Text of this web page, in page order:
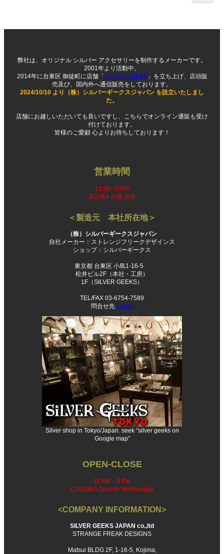
弊社は、オリジナル シルバー アクセサリーを制作するメーカーです。
2001年より活動中。
2014年に台東区 御徒町に店舗「 SILVER GEEKS」を立ち上げ、店頭販
売及び、国内外へ通信販売をしております。
2024/10/10 より（株）シルバーギークスジャパン を設立いたしまし
た。
店舗にお越しいただいても良いですし、こちらでオンライン通販も受け
付けております。
皆様のご愛顧 心よりお待ちしております！
営業時間
11:00~20:00
第2/第4 水曜 定休
＜製造元 本社所在地＞
（株）シルバーギークスジャパン
自社メーカー：ストレンジフリークデザインス
ショップ：シルバーギークス
東京都 台東区 小島1-16-5
松井ビル2F（本社・工房）
1F（SILVER GEEKS）
TEL/FAX 03-6754-7589
問合せ先 e-mail
Silver shop in Tokyo/Japan. seek “silver geeks on
Google map”
OPEN-CLOSE
11 AM – 8 PM
CLOSING 2nd/4th Wednesday
<COMPANY INFORMATION>
SILVER GEEKS JAPAN co.,ltd
STRANGE FREAK DESIGNS
Matsui BLDG 2F, 1-16-5, Kojima,